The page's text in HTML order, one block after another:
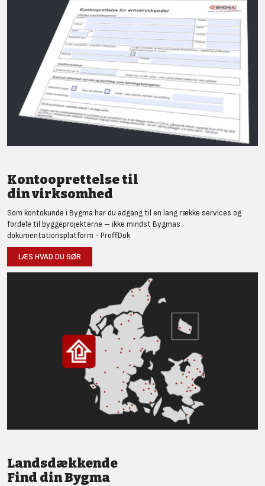
Kontooprettelse til
din virksomhed
Som kontokunde i Bygma har du adgang til en lang række services og
fordele til byggeprojekterne – ikke mindst Bygmas
dokumentationsplatform - ProffDok
LÆS HVAD DU GØR
Landsdækkende
Find din Bygma